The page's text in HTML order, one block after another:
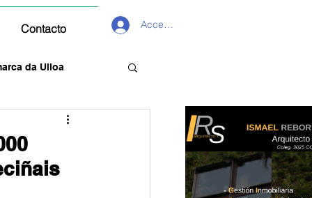
Contacto Acceder
da Ulloa